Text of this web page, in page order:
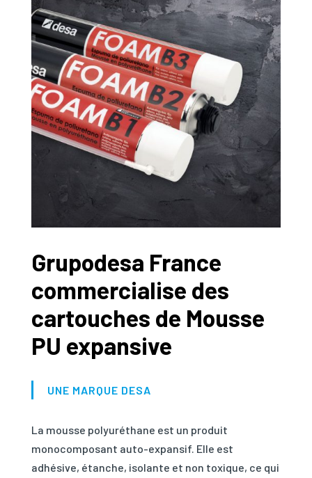
Grupodesa France
commercialise des
cartouches de Mousse
PU expansive
UNE MARQUE DESA
La mousse polyuréthane est un produit
monocomposant auto-expansif. Elle est
adhésive, étanche, isolante et non toxique, ce qui